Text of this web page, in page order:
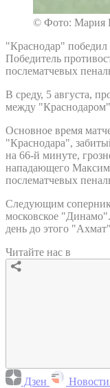
© Фото: Мария
"Краснодар"
Победитель
послематчевых
В среду, 5 августа,
между
Основное время
"Краснодара",
на 66-й минуте,
нападающего
послематчевых
Следующим
московское
день до этого
Читайте нас в
Дзен Новости